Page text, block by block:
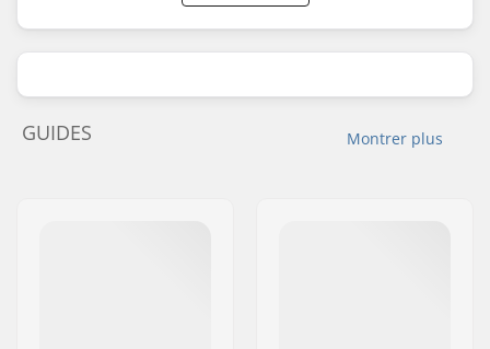
Montrer plus
GUIDES